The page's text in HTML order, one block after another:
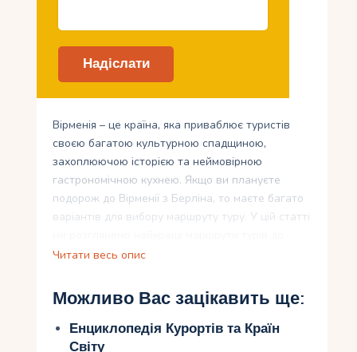
Вірменія – це країна, яка приваблює туристів
своєю багатою культурною спадщиною,
захоплюючою історією та неймовірною
гастрономічною кухнею. Якщо ви плануєте
подорож до Вірменії з Берліна, то маєте багато
варіантів для вибору маршруту туру. У цій статті
Вірменії з Берліна, а також розповімо про
Ви дізнаєтеся про гастрономічні насолоди
вірменської кухні та отримаєте поради щодо
активного відпочинку та розваг у Вірменії.
Читати весь опис
Можливо Вас зацікавить ще:
Енциклопедія Курортів та Країн
Світу